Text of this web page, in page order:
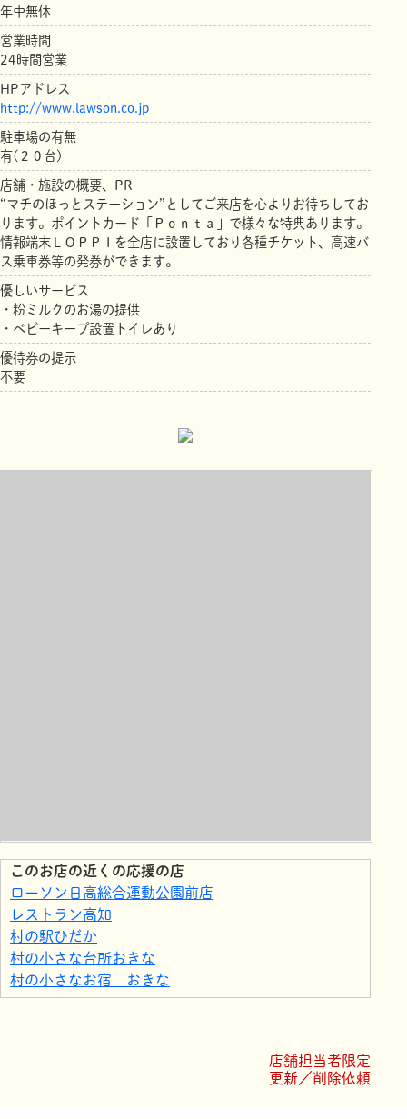
年中無休
営業時間
24時間営業
HPアドレス
http://www.lawson.co.jp
駐車場の有無
有(２０台)
店舗・施設の概要、PR
“マチのほっとステーション”としてご来店を心よりお待ちしてお
ります。ポイントカード「Ｐｏｎｔａ」で様々な特典あります。
情報端末ＬＯＰＰＩを全店に設置しており各種チケット、高速バ
ス乗車券等の発券ができます。
優しいサービス
・粉ミルクのお湯の提供
・ベビーキープ設置トイレあり
優待券の提示
不要
このお店の近くの応援の店
ローソン日高総合運動公園前店
レストラン高知
村の駅ひだか
村の小さな台所おきな
村の小さなお宿 おきな
店舗担当者限定
更新／削除依頼